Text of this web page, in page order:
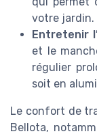
votre jardin.
Entretenir
et le
régulier
soit en
Le confort de
Bellota,